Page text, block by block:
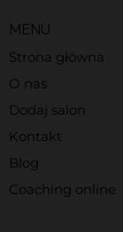
MENU
Strona główna
O nas
Dodaj salon
Kontakt
Blog
Coaching online